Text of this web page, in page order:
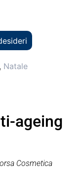
, Natale
ageing
Cosmetica